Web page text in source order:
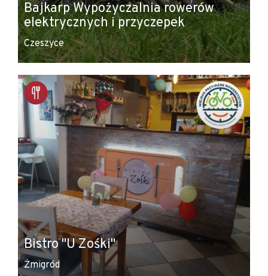
Bajkarp Wypożyczalnia rowerów
elektrycznych i przyczepek
Czeszyce
Bistro "U Zośki"
Żmigród